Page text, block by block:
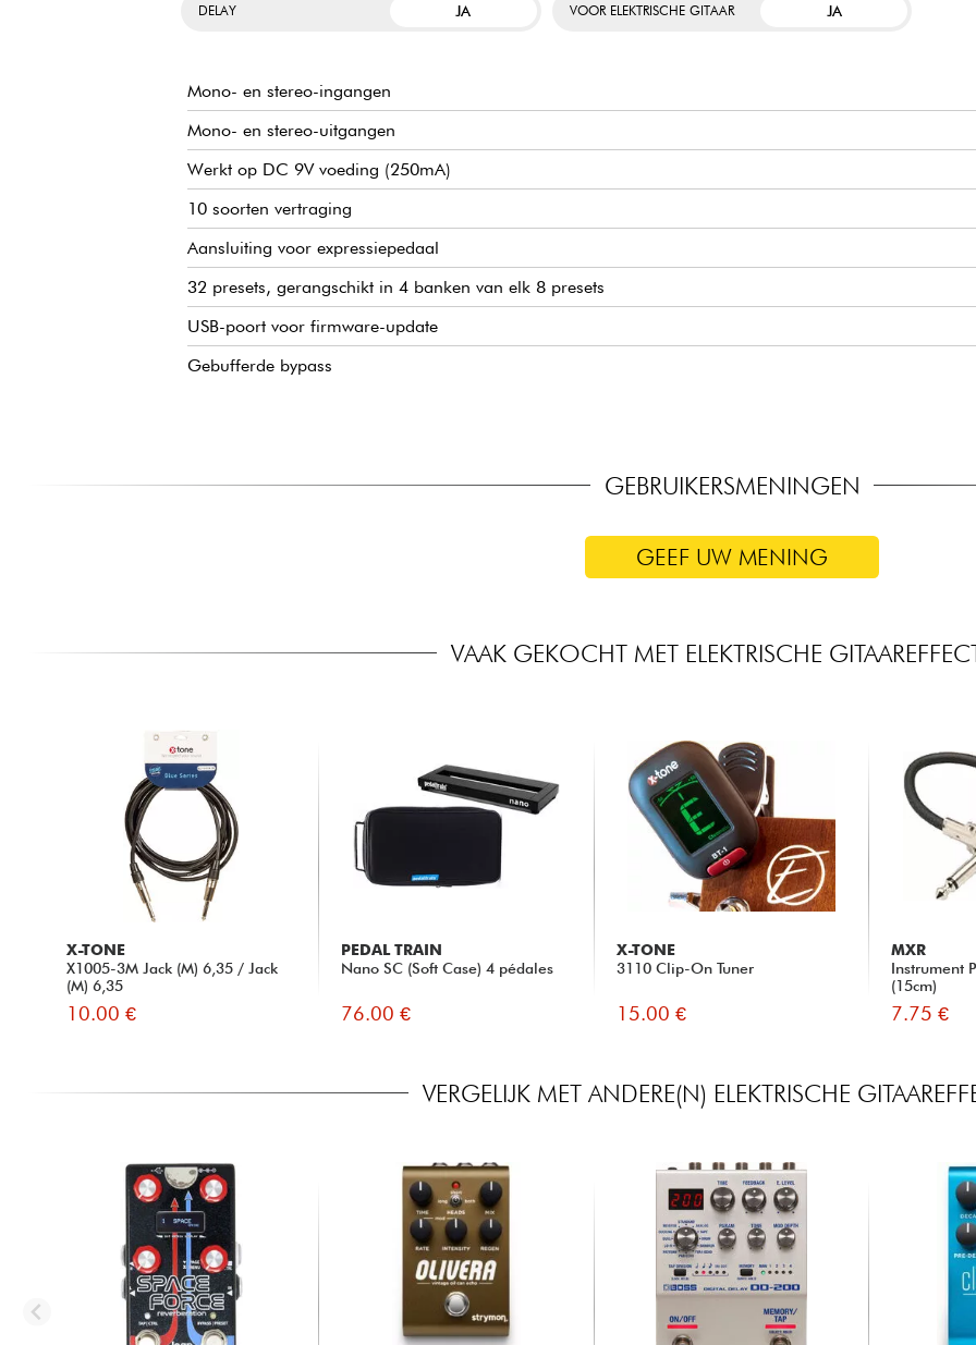
DELAY JA VOOR ELEKTRISCHE GITAAR JA
Mono- en stereo-ingangen
Mono- en stereo-uitgangen
Werkt op DC 9V voeding (250mA)
10 soorten vertraging
Aansluiting voor expressiepedaal
32 presets, gerangschikt in 4 banken van elk 8 presets
USB-poort voor firmware-update
Gebufferde bypass
GEBRUIKERSMENINGEN
GEEF UW MENING
VAAK GEKOCHT MET ELEKTRISCHE
X-TONE
X1005-3M Jack (M) 6,35 / Jack
(M) 6,35
10.00 €
PEDAL TRAIN
Nano SC (Soft Case) 4 pédales
76.00 €
X-TONE
3110 Clip-On Tuner
15.00 €
MXR
Instrument
(15cm)
7.75 €
VERGELIJK MET ANDERE(N) ELEKTRISCHE